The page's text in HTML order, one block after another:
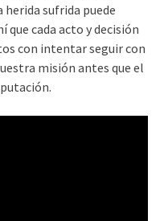
herida sufrida puede
que cada acto y decisión
con intentar seguir con
misión antes que el